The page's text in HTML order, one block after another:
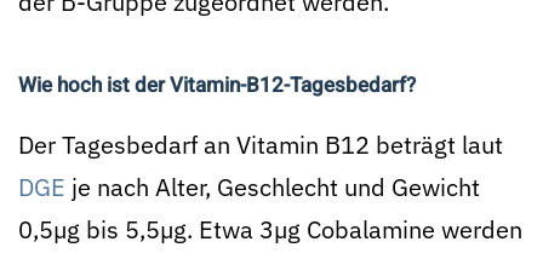
Wie hoch ist der Vitamin-B12-Tagesbedarf?
Der Tagesbedarf an Vitamin B12 beträgt laut
DGE je nach Alter, Geschlecht und Gewicht
0,5µg bis 5,5µg. Etwa 3µg Cobalamine werden